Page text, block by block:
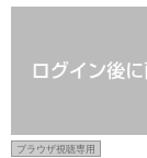
ブラウザ視聴専用